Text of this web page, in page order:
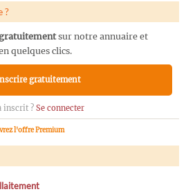
?
sur notre annuaire et
quelques clics.
gratuitement
inscrit ? Se connecter
l'offre Premium